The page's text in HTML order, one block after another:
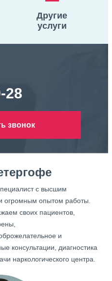
Другие
услуги
28
звонок
с высшим
огромным опытом работы.
своих пациентов,
и
консультации, диагностика
наркологического центра.